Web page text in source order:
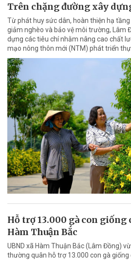
Trên chặng đường xây
Từ phát huy sức dân, hoàn thiện hạ
giảm nghèo và bảo vệ môi trường, Lâm
dựng các tiêu chí nhằm nâng cao chất
mạo nông thôn mới (NTM) phát triển
Hỗ trợ 13.000 gà con giống
Hàm Thuận Bắc
UBND xã Hàm Thuận Bắc (Lâm Đồng)
thường quân hỗ trợ 13.000 con gà